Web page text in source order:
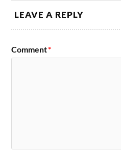
LEAVE A REPLY
Comment*